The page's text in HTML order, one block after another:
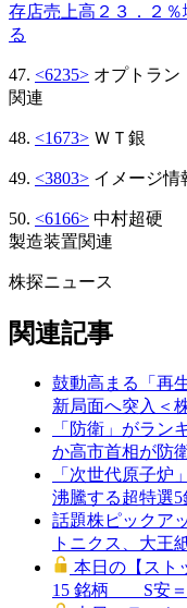
存店売上高２３．２
る
47. <6235> オプト
関連
48. <1673> ＷＴ銀
49. <3803> イメー
50. <6166> 中村超
製造装置関連
株探ニュース
関連記事
鼓動高まる「再
新局面へ突入＜
「防衛」がラン
か高市首相が防
「次世代原子炉
沸騰する超特選5
話題株ピックア
トニクス、大王
本日の【ス
15 銘柄 S安＝